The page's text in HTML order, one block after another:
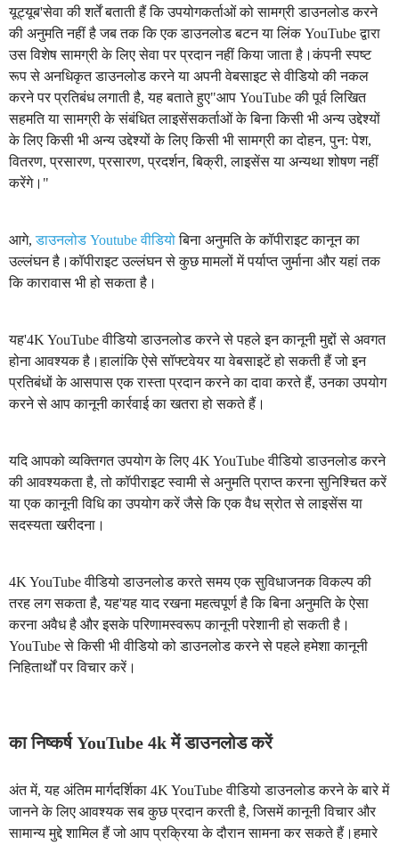
यूट्यूब'सेवा की शर्तें बताती हैं कि उपयोगकर्ताओं को सामग्री डाउनलोड करने
की अनुमति नहीं है जब तक कि एक डाउनलोड बटन या लिंक YouTube द्वारा
उस विशेष सामग्री के लिए सेवा पर प्रदान नहीं किया जाता है।कंपनी स्पष्ट
रूप से अनधिकृत डाउनलोड करने या अपनी वेबसाइट से वीडियो की नकल
करने पर प्रतिबंध लगाती है, यह बताते हुए"आप YouTube की पूर्व लिखित
सहमति या सामग्री के संबंधित लाइसेंसकर्ताओं के बिना किसी भी अन्य उद्देश्यों
के लिए किसी भी अन्य उद्देश्यों के लिए किसी भी सामग्री का दोहन, पुन: पेश,
वितरण, प्रसारण, प्रसारण, प्रदर्शन, बिक्री, लाइसेंस या अन्यथा शोषण नहीं
करेंगे।"
आगे,डाउनलोड Youtube वीडियोबिना अनुमति के कॉपीराइट कानून का
उल्लंघन है।कॉपीराइट उल्लंघन से कुछ मामलों में पर्याप्त जुर्माना और यहां तक ​​
कि कारावास भी हो सकता है।
यह'4K YouTube वीडियो डाउनलोड करने से पहले इन कानूनी मुद्दों से अवगत
होना आवश्यक है।हालांकि ऐसे सॉफ्टवेयर या वेबसाइटें हो सकती हैं जो इन
प्रतिबंधों के आसपास एक रास्ता प्रदान करने का दावा करते हैं, उनका उपयोग
करने से आप कानूनी कार्रवाई का खतरा हो सकते हैं।
यदि आपको व्यक्तिगत उपयोग के लिए 4K YouTube वीडियो डाउनलोड करने
की आवश्यकता है, तो कॉपीराइट स्वामी से अनुमति प्राप्त करना सुनिश्चित करें
या एक कानूनी विधि का उपयोग करें जैसे कि एक वैध स्रोत से लाइसेंस या
सदस्यता खरीदना।
4K YouTube वीडियो डाउनलोड करते समय एक सुविधाजनक विकल्प की
तरह लग सकता है, यह'यह याद रखना महत्वपूर्ण है कि बिना अनुमति के ऐसा
करना अवैध है और इसके परिणामस्वरूप कानूनी परेशानी हो सकती है।
YouTube से किसी भी वीडियो को डाउनलोड करने से पहले हमेशा कानूनी
निहितार्थों पर विचार करें।
का निष्कर्ष YouTube 4k में डाउनलोड करें
अंत में, यह अंतिम मार्गदर्शिका 4K YouTube वीडियो डाउनलोड करने के बारे में
जानने के लिए आवश्यक सब कुछ प्रदान करती है, जिसमें कानूनी विचार और
सामान्य मुद्दे शामिल हैं जो आप प्रक्रिया के दौरान सामना कर सकते हैं।हमारे